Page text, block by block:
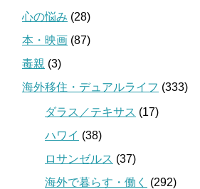
心の悩み (28)
本・映画 (87)
毒親 (3)
海外移住・デュアルライフ (333)
ダラス／テキサス (17)
ハワイ (38)
ロサンゼルス (37)
海外で暮らす・働く
(292)